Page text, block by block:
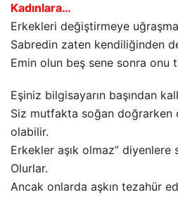
Kadınlara…
Erkekleri değiştirmeye
Sabredin zaten kendiliğinden
Emin olun beş sene sonra onu
Eşiniz bilgisayarın başından
Siz mutfakta soğan
olabilir.
Erkekler aşık olmaz” diyenlere
Olurlar.
Ancak onlarda aşkın tezahür